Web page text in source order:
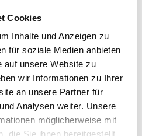
Cookies
Inhalte und Anzeigen zu
für soziale Medien anbieten
auf unsere Website zu
wir Informationen zu Ihrer
an unsere Partner für
Analysen weiter. Unsere
möglicherweise mit